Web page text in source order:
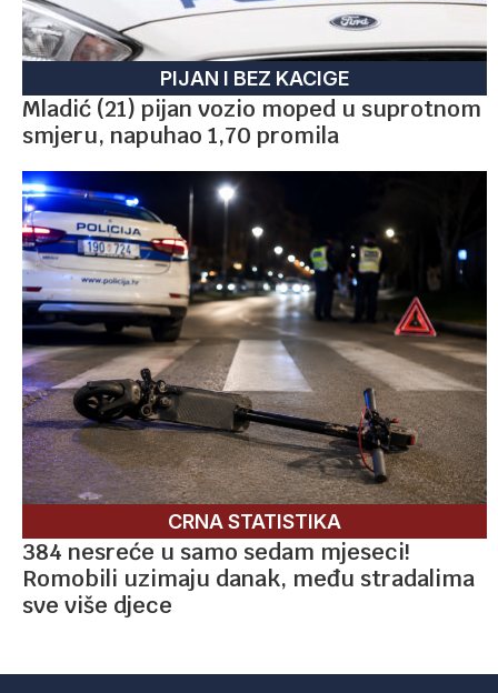
PIJAN I BEZ KACIGE
Mladić (21) pijan vozio moped u suprotnom
smjeru, napuhao 1,70 promila
CRNA STATISTIKA
384 nesreće u samo sedam mjeseci!
Romobili uzimaju danak, među stradalima
sve više djece